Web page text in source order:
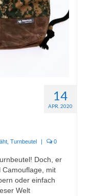
14
APR. 2020
, Turnbeutel 0
Doch, er
Camouflage, mit
oder einfach
Welt